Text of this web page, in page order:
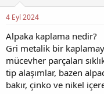
b
a
ş
l
a
t
a
n
ç
t
a
i
h
4 Eyl 2024
Alpaka kaplama nedir?
Gri metalik bir
mücevher parçaları
tip alaşımlar, bazen
bakır, çinko ve nikel